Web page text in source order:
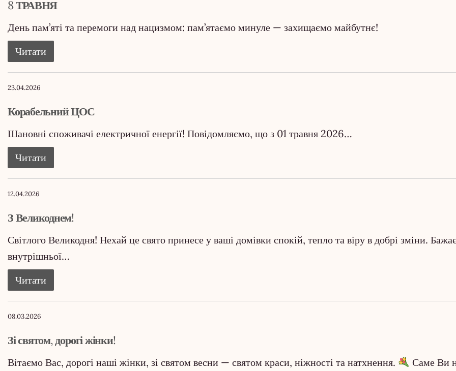
8 ТРАВНЯ
День пам’яті та перемоги над нацизмом: пам’ятаємо минуле — захищаємо майбутнє!
Читати
23.04.2026
Корабельний ЦОС
Шановні споживачі електричної енергії! Повідомляємо, що з 01 травня 2026…
Читати
12.04.2026
З Великоднем!
Світлого Великодня! Нехай це свято принесе у ваші домівки спокій, тепло та віру в добрі зміни.
внутрішньої…
Читати
08.03.2026
Зі святом, дорогі жінки!
Вітаємо Вас, дорогі наші жінки, зі святом весни — святом краси, ніжності та натхнення. Саме Ви